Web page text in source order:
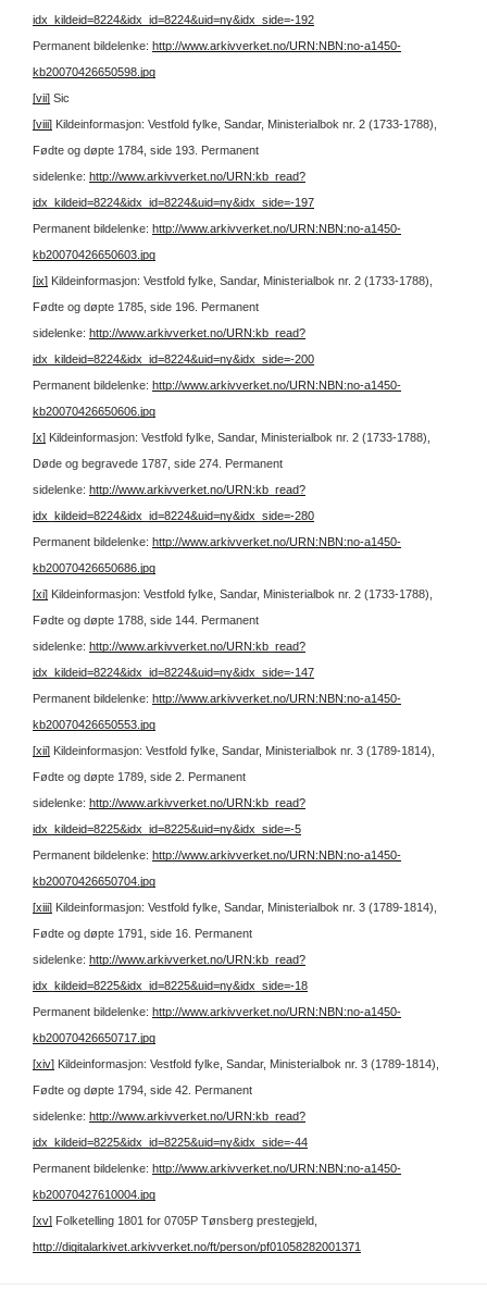
idx_kildeid=8224&idx_id=8224&uid=ny&idx_side=-192
Permanent bildelenke: http://www.arkivverket.no/URN:NBN:no-a1450-
kb20070426650598.jpg
[vii] Sic
[viii] Kildeinformasjon: Vestfold fylke, Sandar, Ministerialbok nr. 2 (1733-1788),
Fødte og døpte 1784, side 193. Permanent
sidelenke: http://www.arkivverket.no/URN:kb_read?
idx_kildeid=8224&idx_id=8224&uid=ny&idx_side=-197
Permanent bildelenke: http://www.arkivverket.no/URN:NBN:no-a1450-
kb20070426650603.jpg
[ix] Kildeinformasjon: Vestfold fylke, Sandar, Ministerialbok nr. 2 (1733-1788),
Fødte og døpte 1785, side 196. Permanent
sidelenke: http://www.arkivverket.no/URN:kb_read?
idx_kildeid=8224&idx_id=8224&uid=ny&idx_side=-200
Permanent bildelenke: http://www.arkivverket.no/URN:NBN:no-a1450-
kb20070426650606.jpg
[x] Kildeinformasjon: Vestfold fylke, Sandar, Ministerialbok nr. 2 (1733-1788),
Døde og begravede 1787, side 274. Permanent
sidelenke: http://www.arkivverket.no/URN:kb_read?
idx_kildeid=8224&idx_id=8224&uid=ny&idx_side=-280
Permanent bildelenke: http://www.arkivverket.no/URN:NBN:no-a1450-
kb20070426650686.jpg
[xi] Kildeinformasjon: Vestfold fylke, Sandar, Ministerialbok nr. 2 (1733-1788),
Fødte og døpte 1788, side 144. Permanent
sidelenke: http://www.arkivverket.no/URN:kb_read?
idx_kildeid=8224&idx_id=8224&uid=ny&idx_side=-147
Permanent bildelenke: http://www.arkivverket.no/URN:NBN:no-a1450-
kb20070426650553.jpg
[xii] Kildeinformasjon: Vestfold fylke, Sandar, Ministerialbok nr. 3 (1789-1814),
Fødte og døpte 1789, side 2. Permanent
sidelenke: http://www.arkivverket.no/URN:kb_read?
idx_kildeid=8225&idx_id=8225&uid=ny&idx_side=-5
Permanent bildelenke: http://www.arkivverket.no/URN:NBN:no-a1450-
kb20070426650704.jpg
[xiii] Kildeinformasjon: Vestfold fylke, Sandar, Ministerialbok nr. 3 (1789-1814),
Fødte og døpte 1791, side 16. Permanent
sidelenke: http://www.arkivverket.no/URN:kb_read?
idx_kildeid=8225&idx_id=8225&uid=ny&idx_side=-18
Permanent bildelenke: http://www.arkivverket.no/URN:NBN:no-a1450-
kb20070426650717.jpg
[xiv] Kildeinformasjon: Vestfold fylke, Sandar, Ministerialbok nr. 3 (1789-1814),
Fødte og døpte 1794, side 42. Permanent
sidelenke: http://www.arkivverket.no/URN:kb_read?
idx_kildeid=8225&idx_id=8225&uid=ny&idx_side=-44
Permanent bildelenke: http://www.arkivverket.no/URN:NBN:no-a1450-
kb20070427610004.jpg
[xv] Folketelling 1801 for 0705P Tønsberg prestegjeld,
http://digitalarkivet.arkivverket.no/ft/person/pf01058282001371